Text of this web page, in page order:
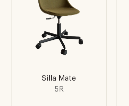
Silla Mate
5R